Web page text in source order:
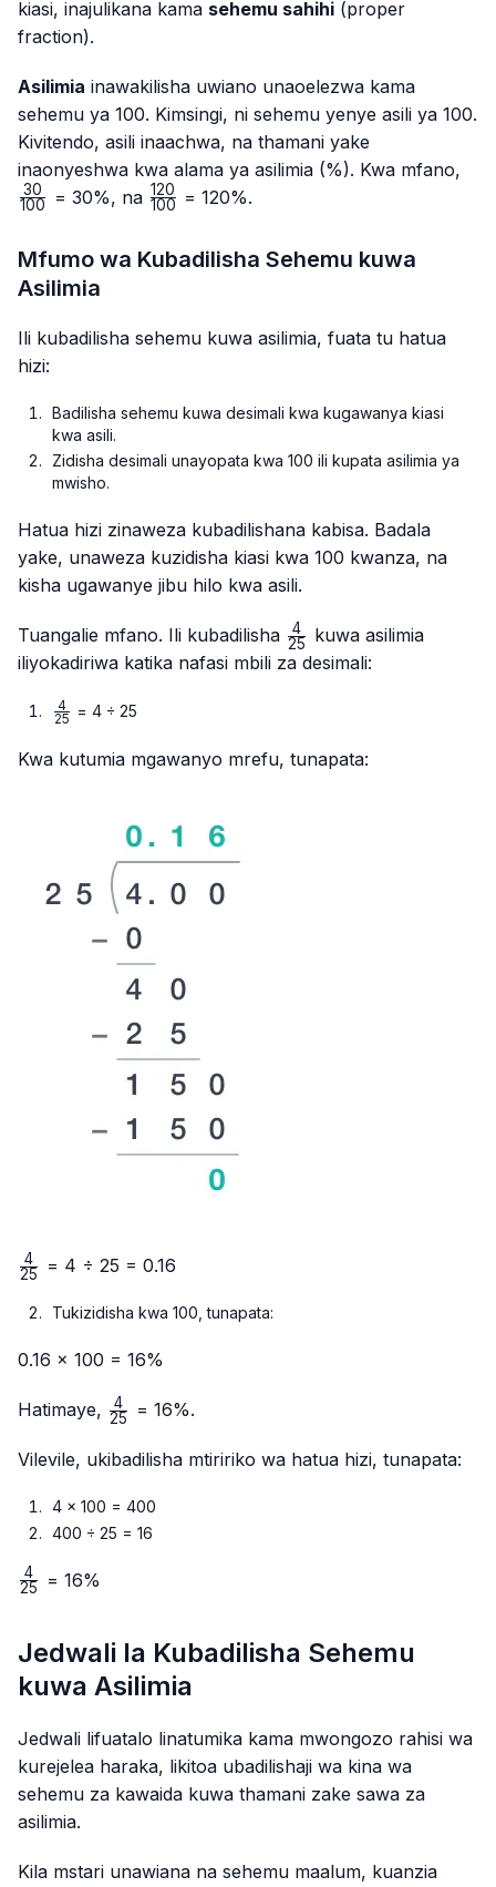
kiasi, inajulikana kama sehemu sahihi (proper
fraction).
Asilimia inawakilisha uwiano unaoelezwa kama
sehemu ya 100. Kimsingi, ni sehemu yenye asili ya 100.
Kivitendo, asili inaachwa, na thamani yake
inaonyeshwa kwa alama ya asilimia (%). Kwa mfano,
100
30 = 30%, na \frac{120}
100
120 = 120%.
Mfumo wa Kubadilisha Sehemu kuwa
Asilimia
Ili kubadilisha sehemu kuwa asilimia, fuata tu hatua
hizi:
Badilisha sehemu kuwa desimali kwa kugawanya kiasi
kwa asili.
Zidisha desimali unayopata kwa 100 ili kupata asilimia ya
mwisho.
Hatua hizi zinaweza kubadilishana kabisa. Badala
yake, unaweza kuzidisha kiasi kwa 100 kwanza, na
kisha ugawanye jibu hilo kwa asili.
Tuangalie mfano. Ili kubadilisha \frac{4}
{25}
25
4
kuwa asilimia
iliyokadiriwa katika nafasi mbili za desimali:
\frac{4}
25
4 = 4 ÷ 25
Kwa kutumia mgawanyo mrefu, tunapata:
\frac{4}
25
4 = 4 ÷ 25 = 0.16
Tukizidisha kwa 100, tunapata:
0.16 × 100 = 16%
Hatimaye, \frac{4}
25
4 = 16%.
Vilevile, ukibadilisha mtiririko wa hatua hizi, tunapata:
4 × 100 = 400
400 ÷ 25 = 16
\frac{4}
25
4 = 16%
Jedwali la Kubadilisha Sehemu
kuwa Asilimia
Jedwali lifuatalo linatumika kama mwongozo rahisi wa
kurejelea haraka, likitoa ubadilishaji wa kina wa
sehemu za kawaida kuwa thamani zake sawa za
asilimia.
Kila mstari unawiana na sehemu maalum, kuanzia